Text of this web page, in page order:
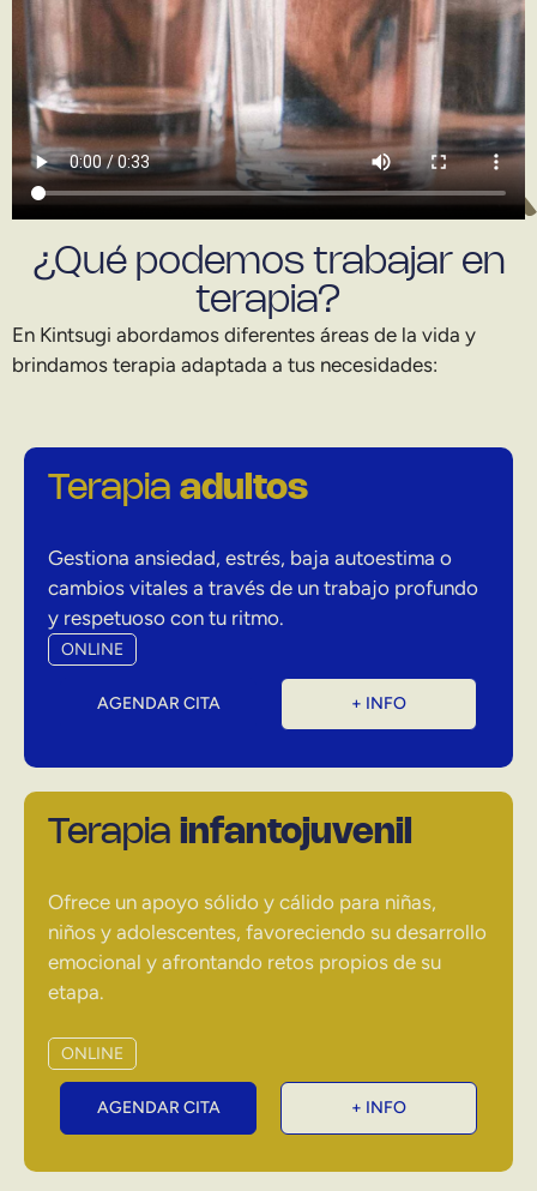
¿Qué podemos trabajar en
terapia?
En Kintsugi abordamos diferentes áreas de la vida y
brindamos terapia adaptada a tus necesidades:
Terapiaadultos
Gestiona ansiedad, estrés, baja autoestima o
cambios vitales a través de un trabajo profundo
y respetuoso con tu ritmo.
ONLINE
AGENDAR CITA + INFO
Terapiainfantojuvenil
Ofrece un apoyo sólido y cálido para niñas,
niños y adolescentes, favoreciendo su desarrollo
emocional y afrontando retos propios de su
etapa.
ONLINE
AGENDAR CITA + INFO